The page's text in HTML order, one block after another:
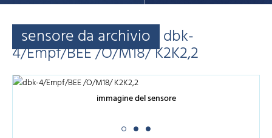
sensore da archivio dbk-
4/Empf/BEE /O/M18/ K2K2,2
immagine del sensore